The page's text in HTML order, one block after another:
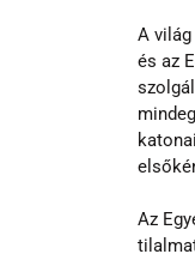
A
és az
Az